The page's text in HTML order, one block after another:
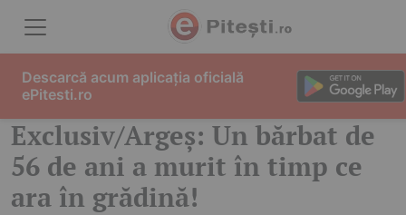
Exclusiv/Argeș: Un bărbat de
56 de ani a murit în timp ce
ara în grădină!
Descarcă acum aplicația oficială
ePitesti.ro